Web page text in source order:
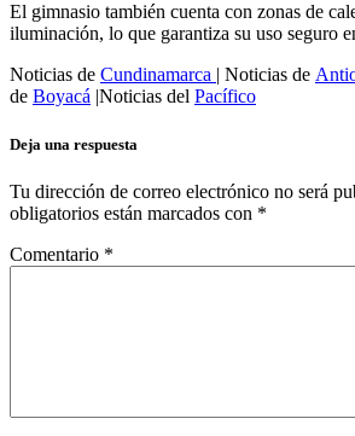
El gimnasio también cuenta con zonas de
iluminación, lo que garantiza su uso seguro
Noticias de Cundinamarca | Noticias de
de Boyacá |Noticias del Pacífico
Deja una respuesta
Tu dirección de correo electrónico no será
obligatorios están marcados con *
Comentario *